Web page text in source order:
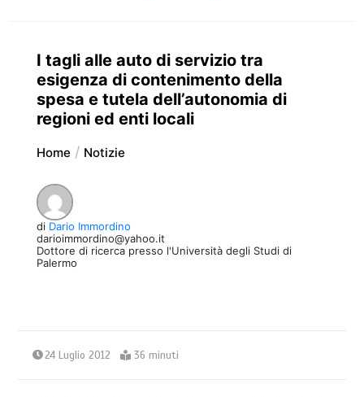
I tagli alle auto di servizio tra
esigenza di contenimento della
spesa e tutela dell’autonomia di
regioni ed enti locali
Home Notizie
di Dario Immordino
darioimmordino@yahoo.it
Dottore di ricerca presso l'Università degli Studi di
Palermo
24 Luglio 2012 36 minuti